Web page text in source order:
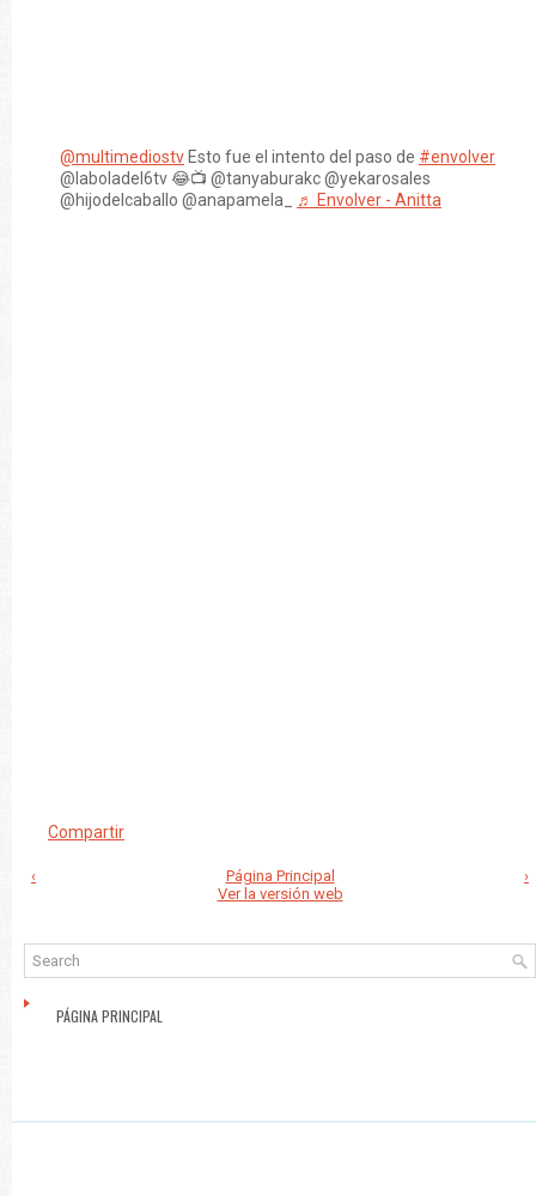
@multimediostv Esto fue el intento del paso de #envolver
@laboladel6tv 😂📺 @tanyaburakc @yekarosales
@hijodelcaballo @anapamela_
♬ Envolver - Anitta
Compartir
‹ ›
Página Principal
Ver la versión web
PÁGINA PRINCIPAL